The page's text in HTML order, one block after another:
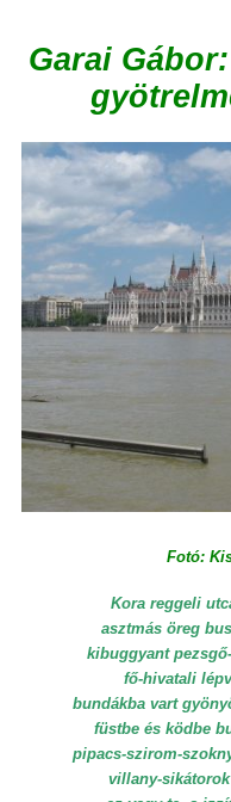
Garai
Fotó:
Kora reggeli
asztmás öreg
kibuggyant
fő-hivatali
bundákba vart
füstbe és ködbe
pipacs-szirom-
villany-